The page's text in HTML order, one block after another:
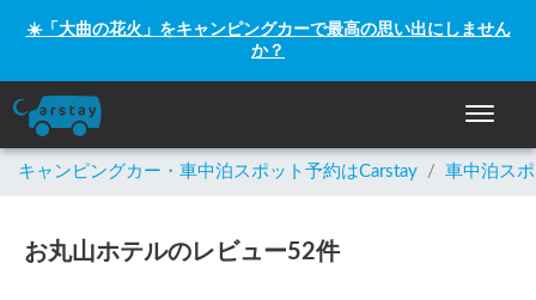
☀️「大曲の花火」をキャンピングカーで最高の思い出にしません
か？
ナビゲ
キャンピングカー・車中泊スポット予約はCarstay / 車中泊ス
お丸山ホテルのレビュー52件